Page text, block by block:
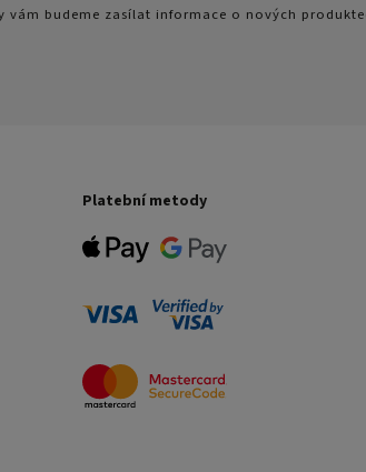
vám budeme zasílat informace o nových
Platební metody